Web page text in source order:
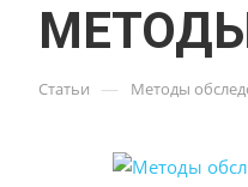
Статьи — Методы